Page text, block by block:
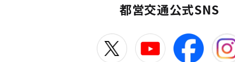
都営交通公式SNS